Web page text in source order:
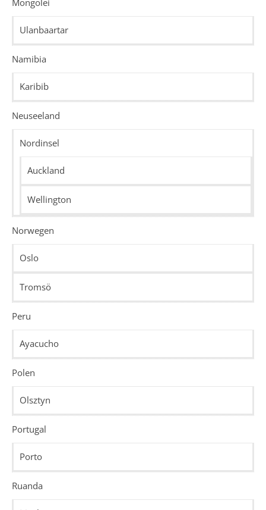
Ulanbaartar
Namibia
Karibib
Neuseeland
Nordinsel
Auckland
Wellington
Norwegen
Oslo
Tromsö
Peru
Ayacucho
Polen
Olsztyn
Portugal
Porto
Ruanda